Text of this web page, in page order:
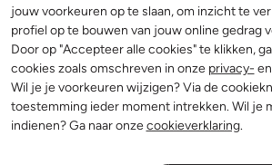
jouw voorkeuren op te slaan, om inzicht te
profiel op te bouwen van jouw online gedrag
Door op "Accepteer alle cookies" te klikken,
cookies zoals omschreven in onze privacy- en
Wil je je voorkeuren wijzigen? Via de
toestemming ieder moment intrekken. Wil je
indienen? Ga naar onzecookieverklaring.
Nukus